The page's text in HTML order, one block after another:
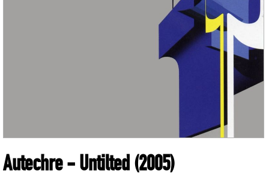
Autechre- Untilted(2005)